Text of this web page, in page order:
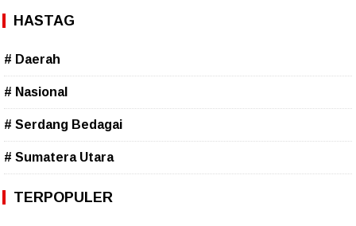
HASTAG
# Daerah
# Nasional
# Serdang Bedagai
# Sumatera Utara
TERPOPULER